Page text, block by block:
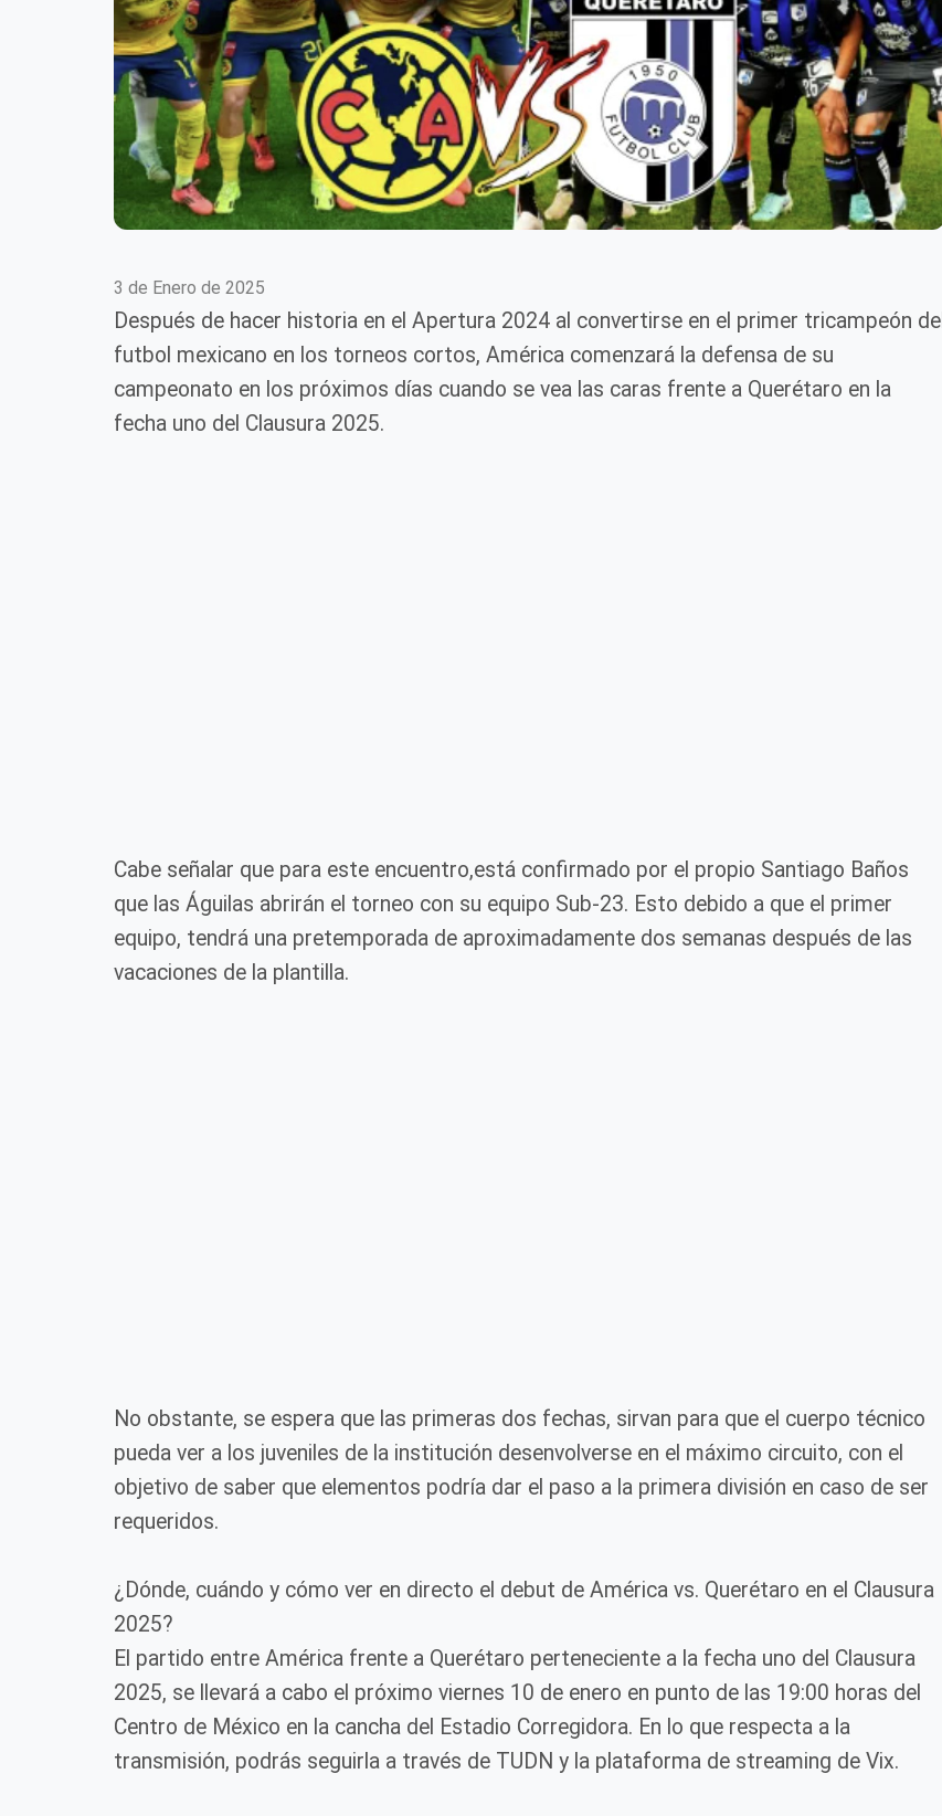
3 de Enero de 2025
Después de hacer historia en el Apertura 2024 al convertirse en el primer tricampeón del
futbol mexicano en los torneos cortos, América comenzará la defensa de su
campeonato en los próximos días cuando se vea las caras frente a Querétaro en la
fecha uno del Clausura 2025.
Cabe señalar que para este encuentro,está confirmado por el propio Santiago Baños
que las Águilas abrirán el torneo con su equipo Sub-23. Esto debido a que el primer
equipo, tendrá una pretemporada de aproximadamente dos semanas después de las
vacaciones de la plantilla.
No obstante, se espera que las primeras dos fechas, sirvan para que el cuerpo técnico
pueda ver a los juveniles de la institución desenvolverse en el máximo circuito, con el
objetivo de saber que elementos podría dar el paso a la primera división en caso de ser
requeridos.
¿Dónde, cuándo y cómo ver en directo el debut de América vs. Querétaro en el Clausura
2025?
El partido entre América frente a Querétaro perteneciente a la fecha uno del Clausura
2025, se llevará a cabo el próximo viernes 10 de enero en punto de las 19:00 horas del
Centro de México en la cancha del Estadio Corregidora. En lo que respecta a la
transmisión, podrás seguirla a través de TUDN y la plataforma de streaming de Vix.